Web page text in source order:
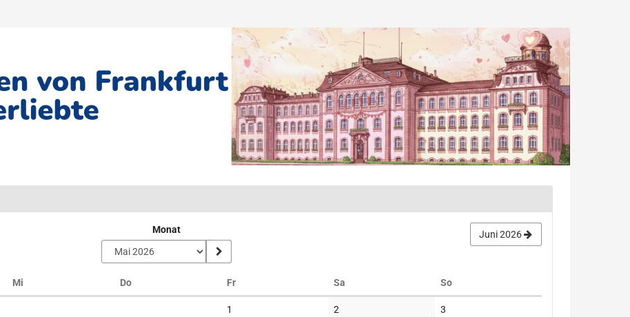
Monat Juni 2026
Mi DoDonnerstag FrFreitag Sa SoSonntag
1 2 3